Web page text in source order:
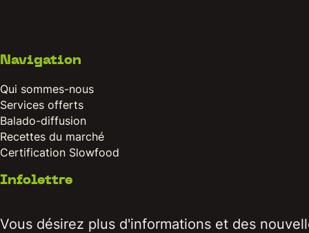
Navigation
Qui sommes-nous
Services offerts
Balado-diffusion
Recettes du marché
Certification Slowfood
Infolettre
Vous désirez plus d'informations et des